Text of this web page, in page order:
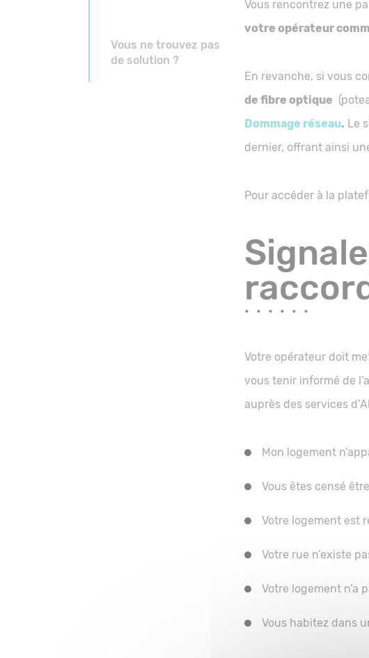
Vous ne trouvez pas
de solution ?
Vous rencontrez une
votre opérateur
En revanche, si vous
de fibre optique
Dommage réseau. Le
dernier, offrant ainsi
Pour accéder à la
Votre opérateur doit
vous tenir informé de
auprès des services
Mon logement
Vous êtes censé
Votre logement est
Votre rue n’existe
Votre logement n’a
Vous habitez dans